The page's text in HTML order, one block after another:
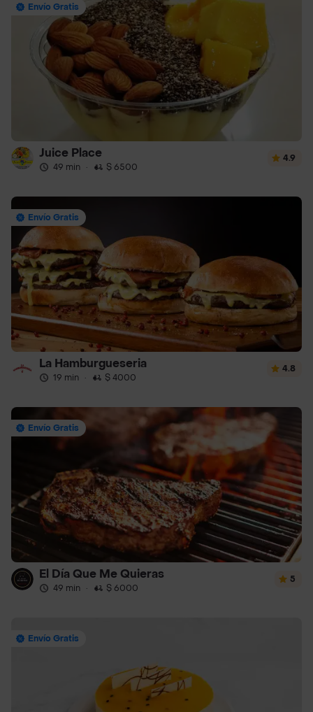
Envío Gratis
Juice Place
49 min · $ 6500
4.9
Envío Gratis
La Hamburgueseria
19 min · $ 4000
4.8
Envío Gratis
El Día Que Me Quieras
49 min · $ 6000
5
Envío Gratis